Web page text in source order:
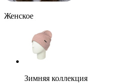
Женское
Зимняя коллекция